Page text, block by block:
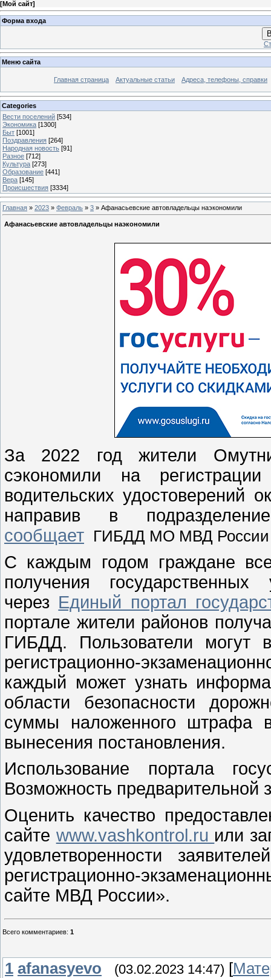
[Мой сайт]
Форма входа
Меню сайта
Главная страница Актуальные статьи Адреса, телефоны, справки
Categories
Вести поселений [534]
Экономика [1300]
Быт [1001]
Поздравления [264]
Народная новость [91]
Разное [712]
Культура [273]
Образование [441]
Вера [145]
Происшествия [3334]
Главная » 2023 » Февраль » 3 » Афанасьевские автовладельцы наэкономили
Афанасьевские автовладельцы наэкономили
За 2022 год жители
сэкономили на
водительских удостоверений
направив в
сообщает
ГИБДД МО МВД России
С каждым годом граждане
получения
через Единый портал
портале жители районов
ГИБДД. Пользователи могут
регистрационно-
каждый может узнать
области безопасности
суммы наложенного штрафа
вынесения постановления.
Использование портала
Возможность предварительной
Оценить качество
сайте www.vashkontrol.ru или
удовлетворенности
регистрационно-
сайте МВД России».
Всего комментариев: 1
1 afanasyevo (03.02.2023 14:47) [